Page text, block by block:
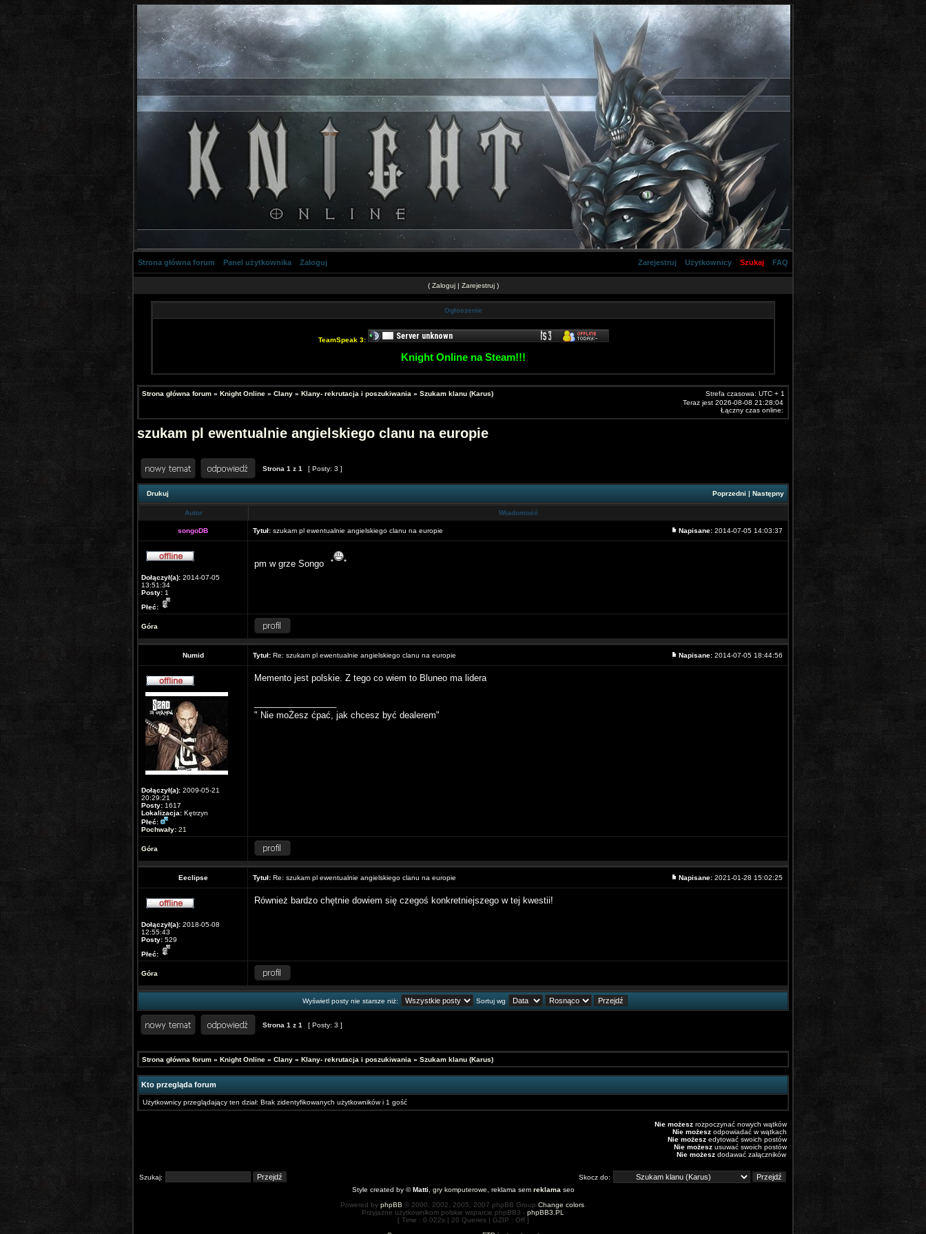
Strona główna forum Panel użytkownika Zaloguj FAQ
Szukaj
Użytkownicy
Zarejestruj
( Zaloguj| Zarejestruj)
Ogłoszenie
TeamSpeak 3:
Knight Online na Steam!!!
Strona główna forum » Knight Online » Clany » Klany- rekrutacja i poszukiwania » Szukam klanu (Karus)
Strefa czasowa: UTC + 1
Teraz jest 2026-08-08 21:28:04
Łączny czas online:
szukam pl ewentualnie angielskiego clanu na europie
Strona 1 z 1 [ Posty: 3 ]
Drukuj Poprzedni | Następny
Autor Wiadomość
songoDB Tytuł: szukam pl ewentualnie angielskiego clanu na europie Napisane: 2014-07-05 14:03:37
Dołączył(a): 2014-07-05
13:51:34
Posty: 1
Płeć:
pm w grze Songo
Góra
Numid Tytuł: Re: szukam pl ewentualnie angielskiego clanu na europie Napisane: 2014-07-05 18:44:56
Dołączył(a): 2009-05-21
20:29:21
Posty: 1617
Lokalizacja: Kętrzyn
Płeć:
Pochwały: 21
Memento jest polskie. Z tego co wiem to Bluneo ma lidera
" Nie moŻesz ćpać, jak chcesz być dealerem"
Góra
Eeclipse Tytuł: Re: szukam pl ewentualnie angielskiego clanu na europie Napisane: 2021-01-28 15:02:25
Dołączył(a): 2018-05-08
12:55:43
Posty: 529
Płeć:
Również bardzo chętnie dowiem się czegoś konkretniejszego w tej kwestii!
Góra
Wyświetl posty nie starsze niż: Sortuj wg
Strona 1 z 1 [ Posty: 3 ]
Strona główna forum » Knight Online » Clany » Klany- rekrutacja i poszukiwania » Szukam klanu (Karus)
Kto przegląda forum
Użytkownicy przeglądający ten dział: Brak zidentyfikowanych użytkowników i 1 gość
Nie możesz rozpoczynać nowych wątków
Nie możesz odpowiadać w wątkach
Nie możesz edytować swoich postów
Nie możesz usuwać swoich postów
Nie możesz dodawać załączników
Szukaj:
Skocz do:
Style created by ©Matti gry komputerowe , reklama sem reklama seo
Powered by phpBB © 2000, 2002, 2005, 2007 phpBB Group Change colors.
Przyjazne użytkownikom polskie wsparcie phpBB3 - phpBB3.PL
[ Time : 0.022s | 20 Queries | GZIP : Off ]